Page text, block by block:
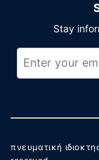
στάθμευση
Stay
πνευματική